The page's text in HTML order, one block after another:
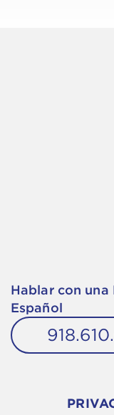
Hablar con una
Español